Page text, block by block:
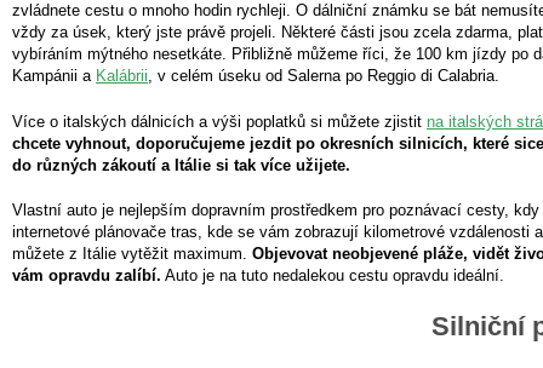
zvládnete cestu o mnoho hodin rychleji. O dálniční známku se bát
vždy za úsek, který jste právě projeli. Některé části jsou zcela zdarma,
vybíráním mýtného nesetkáte. Přibližně můžeme říci, že 100 km jízdy po
Kampánii a Kalábrii, v celém úseku od Salerna po Reggio di Calabria.
Více o italských dálnicích a výši poplatků si můžete zjistit na italských
chcete vyhnout, doporučujeme jezdit po okresních silnicích, které
do různých zákoutí a Itálie si tak více užijete.
Vlastní auto je nejlepším dopravním prostředkem pro poznávací cesty,
internetové plánovače tras, kde se vám zobrazují kilometrové vzdálenosti
můžete z Itálie vytěžit maximum. Objevovat neobjevené pláže, vidět
vám opravdu zalíbí. Auto je na tuto nedalekou cestu opravdu ideální.
Silniční